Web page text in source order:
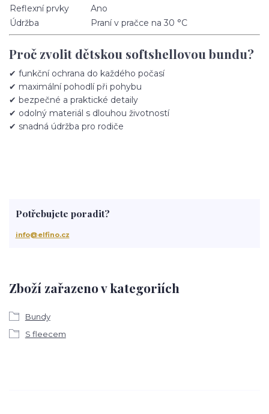
Reflexní prvky
Ano
Údržba
Praní v pračce na 30 °C
Proč zvolit dětskou softshellovou bundu?
✔ funkční ochrana do každého počasí
✔ maximální pohodlí při pohybu
✔ bezpečné a praktické detaily
✔ odolný materiál s dlouhou životností
✔ snadná údržba pro rodiče
Zboží zařazeno v kategoriích
Bundy
S fleecem
Potřebujete poradit?
info@elfino.cz